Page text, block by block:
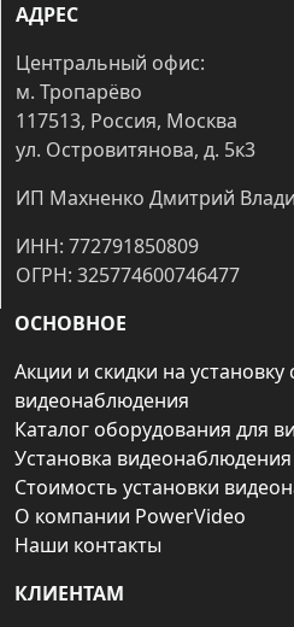
АДРЕС
Центральный офис:
м. Тропарёво
117513, Россия, Москва
ул. Островитянова, д. 5к3
ИП Махненко Дмитрий
ИНН: 772791850809
ОГРН: 325774600746477
ОСНОВНОЕ
Акции и скидки на установку
видеонаблюдения
Каталог оборудования для
Установка видеонаблюдения
Стоимость установки
О компании PowerVideo
Наши контакты
КЛИЕНТАМ